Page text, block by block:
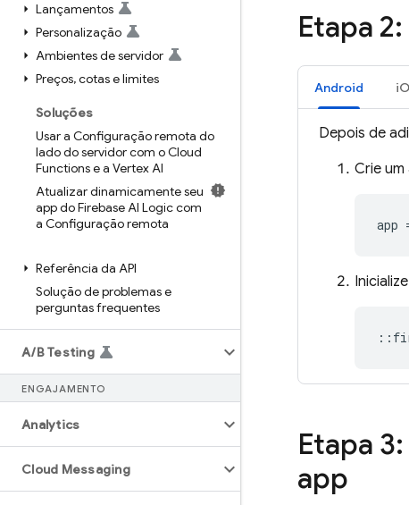
Lançamentos
Personalização
Ambientes de servidor
Preços,cotas e limites
Soluções
Usar a Configuração remota do
lado do servidor com o Cloud
Functions e a Vertex AI
Atualizar dinamicamente seu
app do Firebase AI Logic com
a Configuração remota
Referência da API
Solução de problemas e
perguntas frequentes
A/B Testing
ENGAJAMENTO
Analytics
Cloud Messaging
Etapa
Android
Depois de
Crie
app
::
Etapa
app